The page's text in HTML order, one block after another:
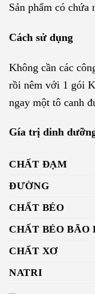
Sản phẩm có chứa
Cách sử dụng
Không cần các
rồi nêm với 1 gói
ngay một tô canh
Gía trị dinh
CHẤT ĐẠM
ĐƯỜNG
CHẤT BÉO
CHẤT BÉO BÃO
CHẤT XƠ
NATRI